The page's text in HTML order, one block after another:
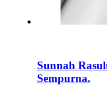
Sunnah
Sempurna.